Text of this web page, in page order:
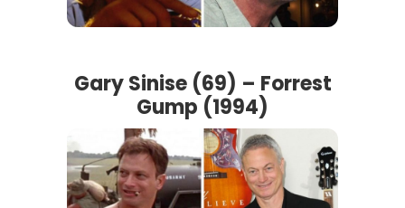
Gary Sinise (69) – Forrest
Gump (1994)